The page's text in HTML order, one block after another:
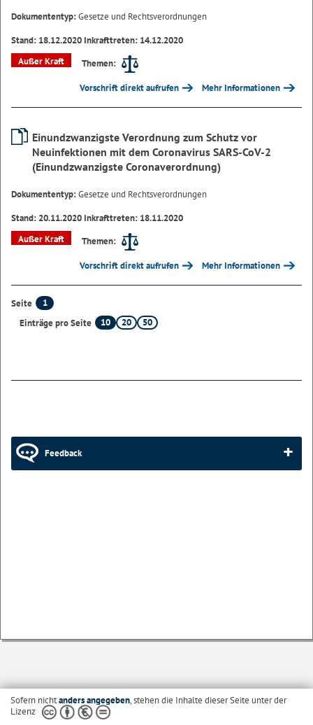
Dokumententyp:Gesetze und Rechtsverordnungen
Stand: 18.12.2020 Inkrafttreten: 14.12.2020
Außer Kraft
Themen:
Vorschrift direkt aufrufen Mehr Informationen
Einundzwanzigste Verordnung zum Schutz vor
Neuinfektionen mit dem Coronavirus SARS-CoV-2
(Einundzwanzigste Coronaverordnung)
Dokumententyp:Gesetze und Rechtsverordnungen
Stand: 20.11.2020 Inkrafttreten: 18.11.2020
Außer Kraft
Themen:
Vorschrift direkt aufrufen Mehr Informationen
Seite
1
Einträge pro Seite
10 20 50
Feedback
Sofern nichtanders angegeben, stehen die Inhalte dieser Seite unter der
Lizenz